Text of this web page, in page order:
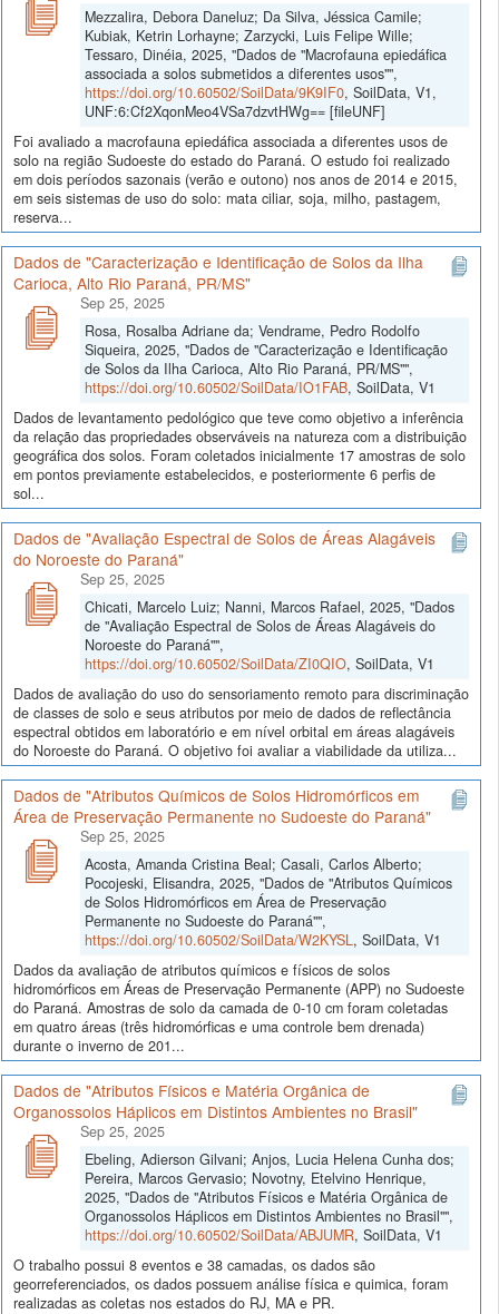
Mezzalira, Debora Daneluz; Da Silva, Jéssica Camile;
Kubiak, Ketrin Lorhayne; Zarzycki, Luis Felipe Wille;
Tessaro, Dinéia, 2025, "Dados de "Macrofauna epiedáfica
associada a solos submetidos a diferentes usos"",
https://doi.org/10.60502/SoilData/9K9IF0, SoilData, V1,
UNF:6:Cf2XqonMeo4VSa7dzvtHWg== [fileUNF]
Foi avaliado a macrofauna epiedáfica associada a diferentes usos de
solo na região Sudoeste do estado do Paraná. O estudo foi realizado
em dois períodos sazonais (verão e outono) nos anos de 2014 e 2015,
em seis sistemas de uso do solo: mata ciliar, soja, milho, pastagem,
reserva...
Dados de "Caracterização e Identificação de Solos da Ilha
Carioca, Alto Rio Paraná, PR/MS"
Sep 25, 2025
Rosa, Rosalba Adriane da; Vendrame, Pedro Rodolfo
Siqueira, 2025, "Dados de "Caracterização e Identificação
de Solos da Ilha Carioca, Alto Rio Paraná, PR/MS"",
https://doi.org/10.60502/SoilData/IO1FAB, SoilData, V1
Dados de levantamento pedológico que teve como objetivo a inferência
da relação das propriedades observáveis na natureza com a distribuição
geográfica dos solos. Foram coletados inicialmente 17 amostras de solo
em pontos previamente estabelecidos, e posteriormente 6 perfis de
sol...
Dados de "Avaliação Espectral de Solos de Áreas Alagáveis
do Noroeste do Paraná"
Sep 25, 2025
Chicati, Marcelo Luiz; Nanni, Marcos Rafael, 2025, "Dados
de "Avaliação Espectral de Solos de Áreas Alagáveis do
Noroeste do Paraná"",
https://doi.org/10.60502/SoilData/ZI0QIO, SoilData, V1
Dados de avaliação do uso do sensoriamento remoto para discriminação
de classes de solo e seus atributos por meio de dados de reflectância
espectral obtidos em laboratório e em nível orbital em áreas alagáveis
do Noroeste do Paraná. O objetivo foi avaliar a viabilidade da utiliza...
Dados de "Atributos Químicos de Solos Hidromórficos em
Área de Preservação Permanente no Sudoeste do Paraná"
Sep 25, 2025
Acosta, Amanda Cristina Beal; Casali, Carlos Alberto;
Pocojeski, Elisandra, 2025, "Dados de "Atributos Químicos
de Solos Hidromórficos em Área de Preservação
Permanente no Sudoeste do Paraná"",
https://doi.org/10.60502/SoilData/W2KYSL, SoilData, V1
Dados da avaliação de atributos químicos e físicos de solos
hidromórficos em Áreas de Preservação Permanente (APP) no Sudoeste
do Paraná. Amostras de solo da camada de 0-10 cm foram coletadas
em quatro áreas (três hidromórficas e uma controle bem drenada)
durante o inverno de 201...
Dados de "Atributos Físicos e Matéria Orgânica de
Organossolos Háplicos em Distintos Ambientes no Brasil"
Sep 25, 2025
Ebeling, Adierson Gilvani; Anjos, Lucia Helena Cunha dos;
Pereira, Marcos Gervasio; Novotny, Etelvino Henrique,
2025, "Dados de "Atributos Físicos e Matéria Orgânica de
Organossolos Háplicos em Distintos Ambientes no Brasil"",
https://doi.org/10.60502/SoilData/ABJUMR, SoilData, V1
O trabalho possui 8 eventos e 38 camadas, os dados são
georreferenciados, os dados possuem análise física e quimica, foram
realizadas as coletas nos estados do RJ, MA e PR.